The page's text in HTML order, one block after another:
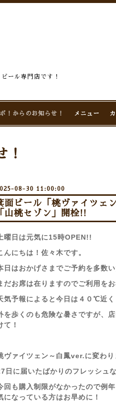
ール専門店です！
！からのお知らせ！ メニュー
！
08-30 11:00:00
面ビール「桃ヴァイツェ
「山桃セゾン」開栓!!
曜日は元気に15時OPEN!!
んにちは！佐々木です。
日はおかげさまでご予約を多数い
だお席は在りますのでご利用
気予報によると今日は４０℃近く
を歩くのも危険な暑さですが、
て！
ヴァイツェン～白鳳ver.に変わり
日に届いたばかりのフレッシュ
回も購入制限がなかったので例
になっている方はお早めに！